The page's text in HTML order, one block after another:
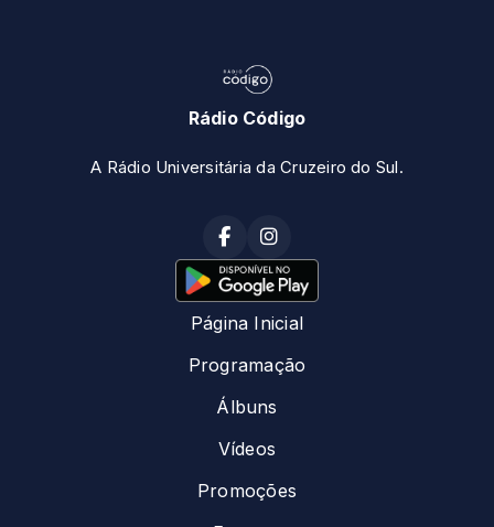
Rádio Código
A Rádio Universitária da Cruzeiro do Sul.
Página Inicial
Programação
Álbuns
Vídeos
Promoções